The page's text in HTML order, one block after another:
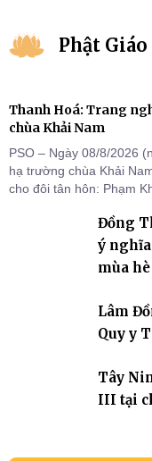
Phật
Thanh Hoá: Trang
chùa Khải Nam
PSO – Ngày 08/8/2026
hạ trường chùa Khải
cho đôi tân hôn: Phạm
Đồng
ý
mùa
Lâm
Quy y
Tây
III tại